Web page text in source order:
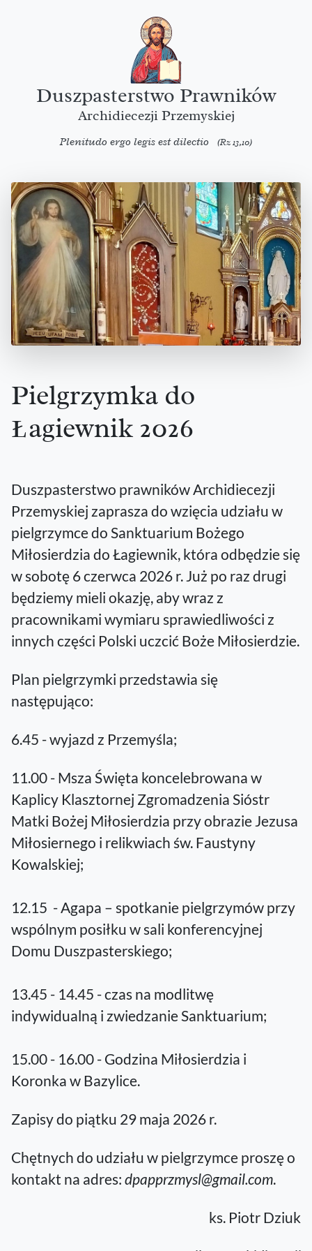
Duszpasterstwo Prawników
Archidiecezji Przemyskiej
Plenitudo ergo legis est dilectio (Rz 13,10)
Pielgrzymka do
Łagiewnik 2026
Duszpasterstwo prawników Archidiecezji
Przemyskiej zaprasza do wzięcia udziału w
pielgrzymce do Sanktuarium Bożego
Miłosierdzia do Łagiewnik, która odbędzie się
w sobotę 6 czerwca 2026 r. Już po raz drugi
będziemy mieli okazję, aby wraz z
pracownikami wymiaru sprawiedliwości z
innych części Polski uczcić Boże Miłosierdzie.
Plan pielgrzymki przedstawia się
następująco:
6.45 - wyjazd z Przemyśla;
11.00 - Msza Święta koncelebrowana w
Kaplicy Klasztornej Zgromadzenia Sióstr
Matki Bożej Miłosierdzia przy obrazie Jezusa
Miłosiernego i relikwiach św. Faustyny
Kowalskiej;
12.15 - Agapa – spotkanie pielgrzymów przy
wspólnym posiłku w sali konferencyjnej
Domu Duszpasterskiego;
13.45 - 14.45 - czas na modlitwę
indywidualną i zwiedzanie Sanktuarium;
15.00 - 16.00 - Godzina Miłosierdzia i
Koronka w Bazylice.
Zapisy do piątku 29 maja 2026 r.
Chętnych do udziału w pielgrzymce proszę o
kontakt na adres: dpapprzmysl@gmail.com.
ks. Piotr Dziuk